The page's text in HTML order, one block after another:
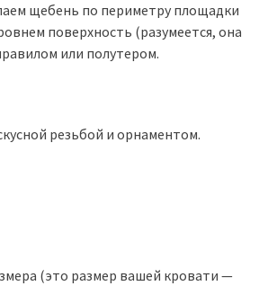
щебень по периметру площадки
поверхность (разумеется, она
или полутером.
резьбой и орнаментом.
(это размер вашей кровати —